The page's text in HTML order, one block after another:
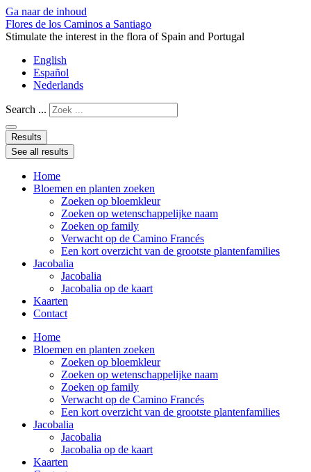
Ga naar de inhoud
Flores de los Caminos a Santiago
Stimulate the interest in the flora of Spain and Portugal
English
Español
Nederlands
Search ...
Results
See all results
Home
Bloemen en planten zoeken
Zoeken op bloemkleur
Zoeken op wetenschappelijke naam
Zoeken op family
Verwacht op de Camino Francés
Een kort overzicht van de grootste plantenfamilies
Jacobalia
Jacobalia
Jacobalia op de kaart
Kaarten
Contact
Home
Bloemen en planten zoeken
Zoeken op bloemkleur
Zoeken op wetenschappelijke naam
Zoeken op family
Verwacht op de Camino Francés
Een kort overzicht van de grootste plantenfamilies
Jacobalia
Jacobalia
Jacobalia op de kaart
Kaarten